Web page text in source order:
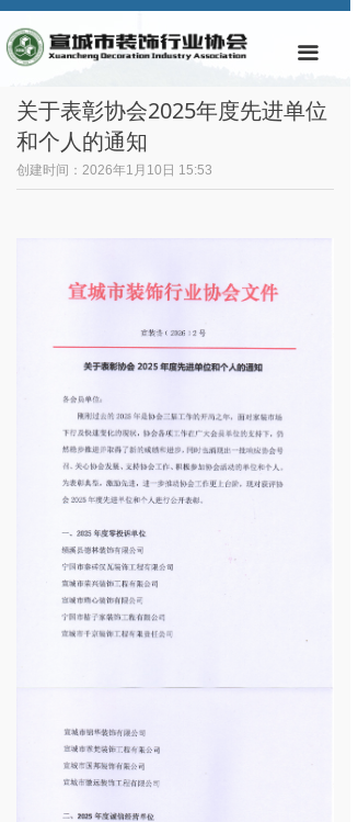
끀
首页
协会简介
协会动态
通知公告
样板企业与工程
业主投诉通报
视频专区
党建工作
联系我们
关于表彰协会2025年度先进单位
和个人的通知
创建时间： 2026年1月10日 15:53